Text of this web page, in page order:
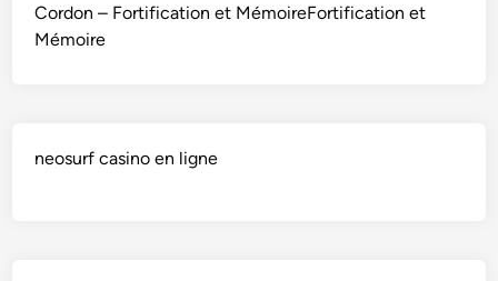
Cordon – Fortification et MémoireFortification et
Mémoire
neosurf casino en ligne